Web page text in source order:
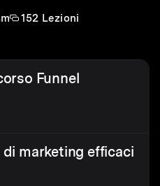
152 Lezioni
Funnel
marketing efficaci